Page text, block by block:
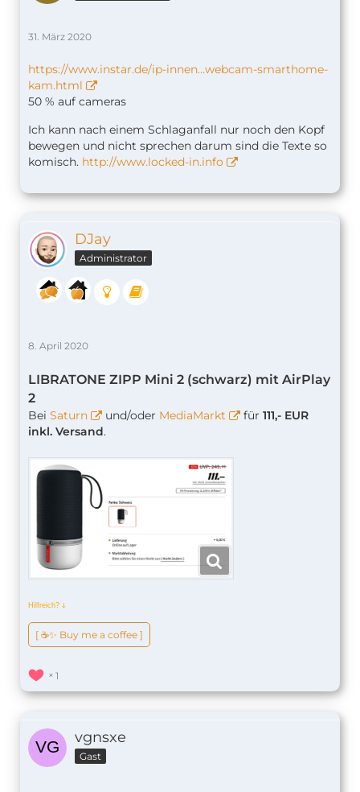
31. März 2020
https://www.instar.de/ip-innen…webcam-smarthome-
kam.html
50 % auf cameras
Ich kann nach einem Schlaganfall nur noch den Kopf
bewegen und nicht sprechen darum sind die Texte so
komisch. http://www.locked-in.info
DJay
Administrator
8. April 2020
LIBRATONE ZIPP Mini 2 (schwarz) mit AirPlay
2
Bei Saturn und/oder MediaMarkt für 111,- EUR
inkl. Versand.
Hilfreich? ↆ
[ ☕️✨ Buy me a coffee ]
1
vgnsxe
Gast